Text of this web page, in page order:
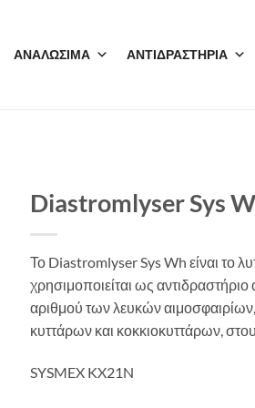
ΑΝΑΛΩΣΙΜΑ ΑΝΤΙΔΡΑΣΤΗΡΙΑ
Diastromlyser Sys
Το Diastromlyser Sys Wh είναι το
χρησιμοποιείται ως
αριθμού των λευκών
κυττάρων και κοκκιοκυττάρων,
SYSMEX KX21N